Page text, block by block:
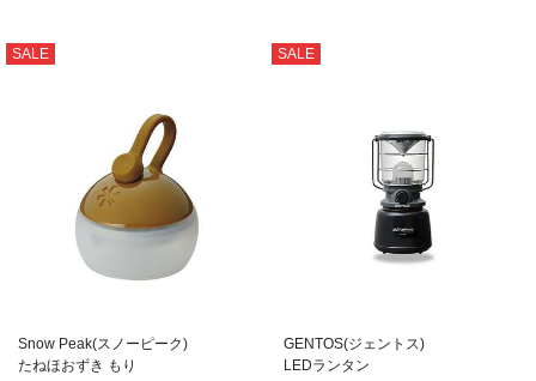
SALE
Snow Peak(スノーピーク)
たねほおずき もり
SALE
GENTOS(ジェントス)
LEDランタン